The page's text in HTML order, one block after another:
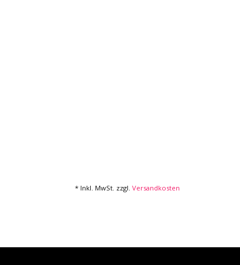
* Inkl. MwSt. zzgl. Versandkosten